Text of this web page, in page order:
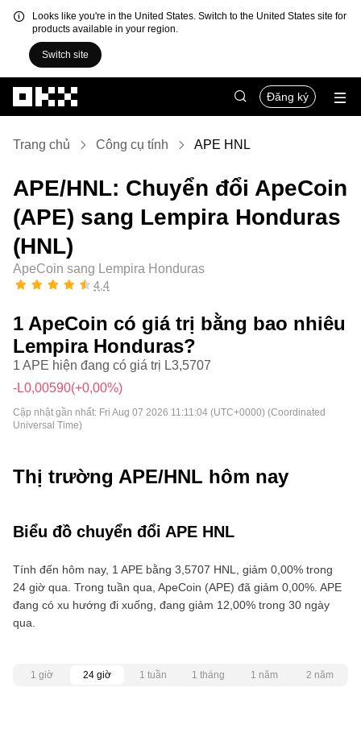
Looks like you're in the United States. Switch to the United States site for
products available in your region.
Switch site
Đăng ký
Trang chủ Công cụ tính APE HNL
APE/HNL: Chuyển đổi ApeCoin
(APE) sang Lempira Honduras
(HNL)
ApeCoin sang Lempira Honduras
4,4
1 ApeCoin có giá trị bằng bao nhiêu
Lempira Honduras?
1 APE hiện đang có giá trị L3,5707
-L0,00590(+0,00%)
Cập nhật gần nhất: Fri Aug 07 2026 11:11:04 (UTC+0000) (Coordinated
Universal Time)
Thị trường APE/HNL hôm nay
Biểu đồ chuyển đổi APE HNL
Tính đến hôm nay, 1 APE bằng 3,5707 HNL, giảm 0,00% trong
24 giờ qua. Trong tuần qua, ApeCoin (APE) đã giảm 0,00%. APE
đang có xu hướng đi xuống, đang giảm 12,00% trong 30 ngày
qua.
1 giờ 24 giờ 1 tuần 1 tháng 1 năm 2 năm